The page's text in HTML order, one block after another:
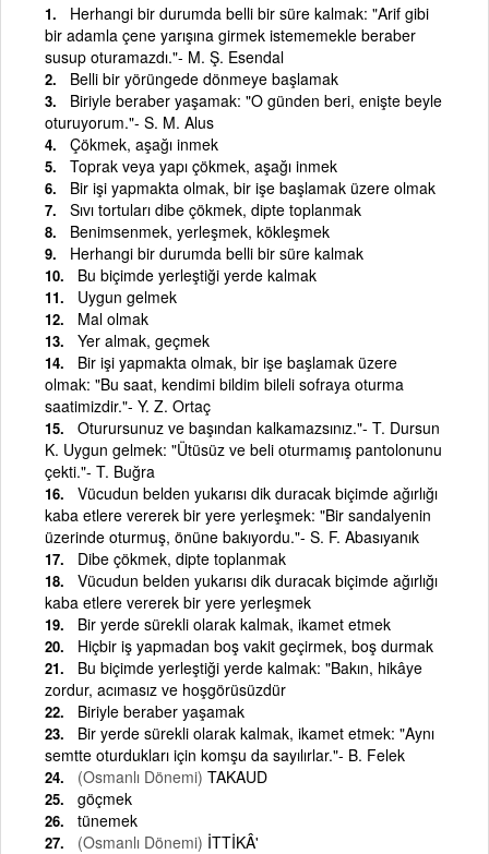
Herhangi bir durumda belli bir süre kalmak: "Arif gibi
bir adamla çene yarışına girmek istememekle beraber
susup oturamazdı."- M. Ş. Esendal
Belli bir yörüngede dönmeye başlamak
Biriyle beraber yaşamak: "O günden beri, enişte beyle
oturuyorum."- S. M. Alus
Çökmek, aşağı inmek
Toprak veya yapı çökmek, aşağı inmek
Bir işi yapmakta olmak, bir işe başlamak üzere olmak
Sıvı tortuları dibe çökmek, dipte toplanmak
Benimsenmek, yerleşmek, kökleşmek
Herhangi bir durumda belli bir süre kalmak
Bu biçimde yerleştiği yerde kalmak
Uygun gelmek
Mal olmak
Yer almak, geçmek
Bir işi yapmakta olmak, bir işe başlamak üzere
olmak: "Bu saat, kendimi bildim bileli sofraya oturma
saatimizdir."- Y. Z. Ortaç
Oturursunuz ve başından kalkamazsınız."- T. Dursun
K. Uygun gelmek: "Ütüsüz ve beli oturmamış pantolonunu
çekti."- T. Buğra
Vücudun belden yukarısı dik duracak biçimde ağırlığı
kaba etlere vererek bir yere yerleşmek: "Bir sandalyenin
üzerinde oturmuş, önüne bakıyordu."- S. F. Abasıyanık
Dibe çökmek, dipte toplanmak
Vücudun belden yukarısı dik duracak biçimde ağırlığı
kaba etlere vererek bir yere yerleşmek
Bir yerde sürekli olarak kalmak, ikamet etmek
Hiçbir iş yapmadan boş vakit geçirmek, boş durmak
Bu biçimde yerleştiği yerde kalmak: "Bakın, hikâye
zordur, acımasız ve hoşgörüsüzdür
Biriyle beraber yaşamak
Bir yerde sürekli olarak kalmak, ikamet etmek: "Aynı
semtte oturdukları için komşu da sayılırlar."- B. Felek
(Osmanlı Dönemi) TAKAUD
göçmek
tünemek
(Osmanlı Dönemi) İTTİKÂ'